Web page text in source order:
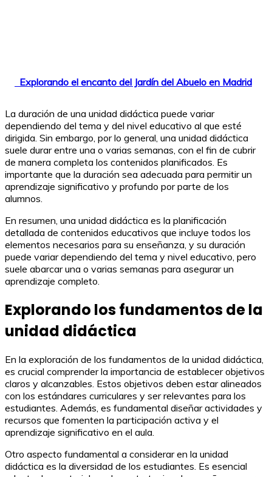
Explorando el encanto del Jardín del Abuelo en Madrid
La duración de una unidad didáctica puede variar
dependiendo del tema y del nivel educativo al que esté
dirigida. Sin embargo, por lo general, una unidad didáctica
suele durar entre una o varias semanas, con el fin de cubrir
de manera completa los contenidos planificados. Es
importante que la duración sea adecuada para permitir un
aprendizaje significativo y profundo por parte de los
alumnos.
En resumen, una unidad didáctica es la planificación
detallada de contenidos educativos que incluye todos los
elementos necesarios para su enseñanza, y su duración
puede variar dependiendo del tema y nivel educativo, pero
suele abarcar una o varias semanas para asegurar un
aprendizaje completo.
Explorando los fundamentos de la
unidad didáctica
En la exploración de los fundamentos de la unidad didáctica,
es crucial comprender la importancia de establecer objetivos
claros y alcanzables. Estos objetivos deben estar alineados
con los estándares curriculares y ser relevantes para los
estudiantes. Además, es fundamental diseñar actividades y
recursos que fomenten la participación activa y el
aprendizaje significativo en el aula.
Otro aspecto fundamental a considerar en la unidad
didáctica es la diversidad de los estudiantes. Es esencial